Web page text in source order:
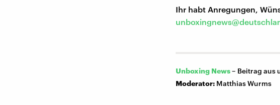
Ihr habt Anregungen,
Unboxing News– Beitrag aus
Moderator: Matthias Wurms